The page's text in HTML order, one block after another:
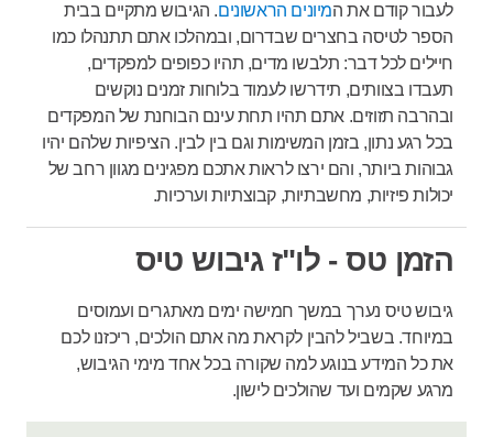
לעבור קודם את המיונים הראשונים. הגיבוש מתקיים בבית
הספר לטיסה בחצרים שבדרום, ובמהלכו אתם תתנהלו כמו
חיילים לכל דבר: תלבשו מדים, תהיו כפופים למפקדים,
תעבדו בצוותים, תידרשו לעמוד בלוחות זמנים נוקשים
ובהרבה תזוזים. אתם תהיו תחת עינם הבוחנת של המפקדים
בכל רגע נתון, בזמן המשימות וגם בין לבין. הציפיות שלהם יהיו
גבוהות ביותר, והם ירצו לראות אתכם מפגינים מגוון רחב של
יכולות פיזיות, מחשבתיות, קבוצתיות וערכיות.
הזמן טס - לו"ז גיבוש טיס
גיבוש טיס נערך במשך חמישה ימים מאתגרים ועמוסים
במיוחד. בשביל להבין לקראת מה אתם הולכים, ריכזנו לכם
את כל המידע בנוגע למה שקורה בכל אחד מימי הגיבוש,
מרגע שקמים ועד שהולכים לישון.